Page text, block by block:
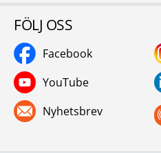
FÖLJ OSS
Facebook
YouTube
Nyhetsbrev